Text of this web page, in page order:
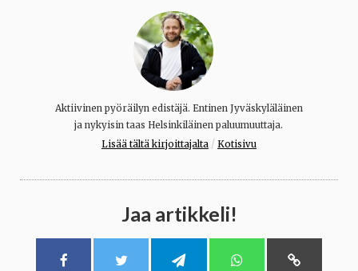
Aktiivinen pyöräilyn edistäjä. Entinen Jyväskyläläinen
ja nykyisin taas Helsinkiläinen paluumuuttaja.
Lisää tältä kirjoittajalta / Kotisivu
Jaa artikkeli!